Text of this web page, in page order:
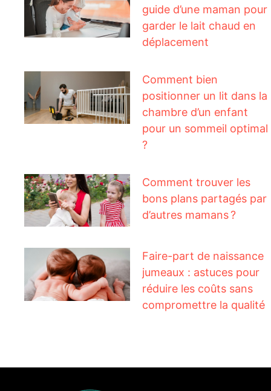
guide d’une maman pour
garder le lait chaud en
déplacement
Comment bien
positionner un lit dans la
chambre d’un enfant
pour un sommeil optimal
?
Comment trouver les
bons plans partagés par
d’autres mamans ?
Faire-part de naissance
jumeaux : astuces pour
réduire les coûts sans
compromettre la qualité